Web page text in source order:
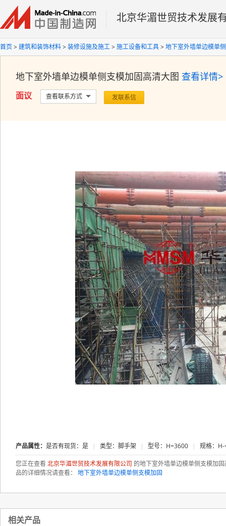
北京华湄世贸技术发展
首页>建筑和装饰材料>装修设施及施工>施工设备和工具>地下室外墙单边模单
地下室外墙单边模单侧支模加固高清大图 查看详情>
面议 查看联系方式 发联系信
产品属性： 是否有现货：是 | 类型：脚手架 | 型号：H=3600 | 规格：
您正在查看北京华湄世贸技术发展有限公司 的地下室外墙单边模单侧支模加
品的详细情况请查看： 地下室外墙单边模单侧支模加固
相关产品